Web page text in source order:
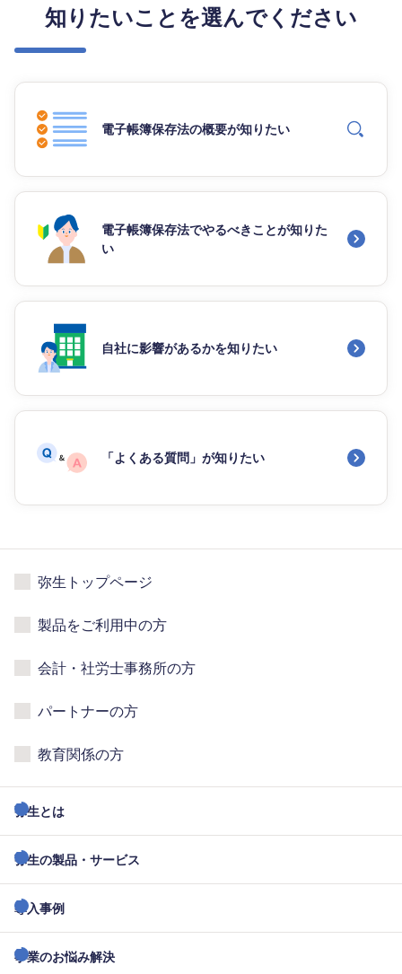
知りたいことを選んでください
電子帳簿保存法の概要が知りたい
電子帳簿保存法でやるべきことが知りた
い
自社に影響があるかを知りたい
「よくある質問」が知りたい
弥生トップページ
製品をご利用中の方
会計・社労士事務所の方
パートナーの方
教育関係の方
弥生とは
弥生の製品・サービス
導入事例
事業のお悩み解決